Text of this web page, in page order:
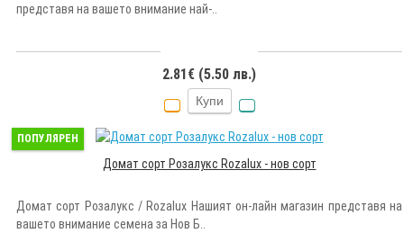
представя на вашето внимание най-..
2.81€ (5.50 лв.)
Купи
ПОПУЛЯРЕН
Домат сорт Розалукс Rozalux - нов сорт
Домат сорт Розалукс / Rozalux Нашият он-лайн магазин представя на
вашето внимание семена за Нов Б..